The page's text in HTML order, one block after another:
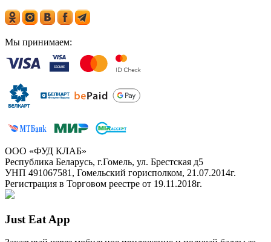
Мы принимаем:
ООО «ФУД КЛАБ»
Республика Беларусь, г.Гомель, ул. Брестская д5
УНП 491067581, Гомельский горисполком, 21.07.2014г.
Регистрация в Торговом реестре от 19.11.2018г.
Just Eat App